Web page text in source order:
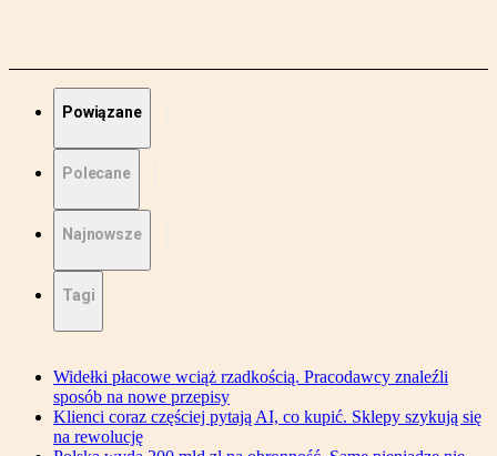
Powiązane
Polecane
Najnowsze
Tagi
Widełki płacowe wciąż rzadkością. Pracodawcy znaleźli
sposób na nowe przepisy
Klienci coraz częściej pytają AI, co kupić. Sklepy szykują się
na rewolucję